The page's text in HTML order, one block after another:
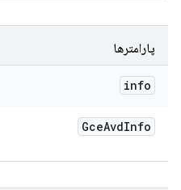
پارامترها
info
GceAvdInfo